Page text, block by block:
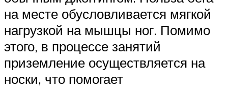
на месте обусловливается мягкой
нагрузкой на мышцы ног. Помимо
этого, в процессе занятий
приземление осуществляется на
носки, что помогает